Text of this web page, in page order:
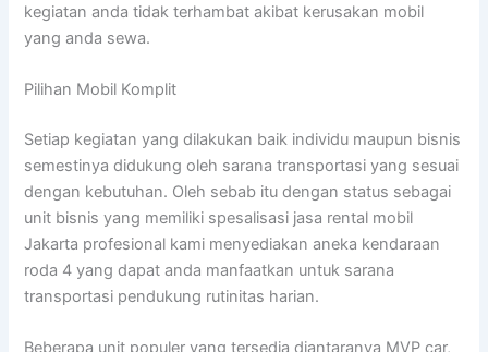
kegiatan anda tidak terhambat akibat kerusakan mobil
yang anda sewa.
Pilihan Mobil Komplit
Setiap kegiatan yang dilakukan baik individu maupun bisnis
semestinya didukung oleh sarana transportasi yang sesuai
dengan kebutuhan. Oleh sebab itu dengan status sebagai
unit bisnis yang memiliki spesalisasi jasa rental mobil
Jakarta profesional kami menyediakan aneka kendaraan
roda 4 yang dapat anda manfaatkan untuk sarana
transportasi pendukung rutinitas harian.
Beberapa unit populer yang tersedia diantaranya MVP car,